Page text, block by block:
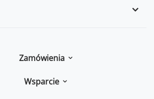
Zamówienia
Wsparcie